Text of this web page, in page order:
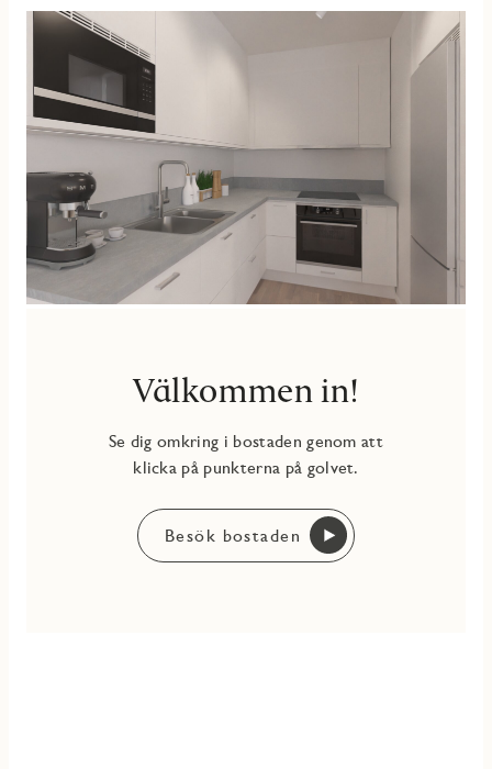
Välkommen in!
Se dig omkring i bostaden genom att
klicka på punkterna på golvet.
Besök bostaden